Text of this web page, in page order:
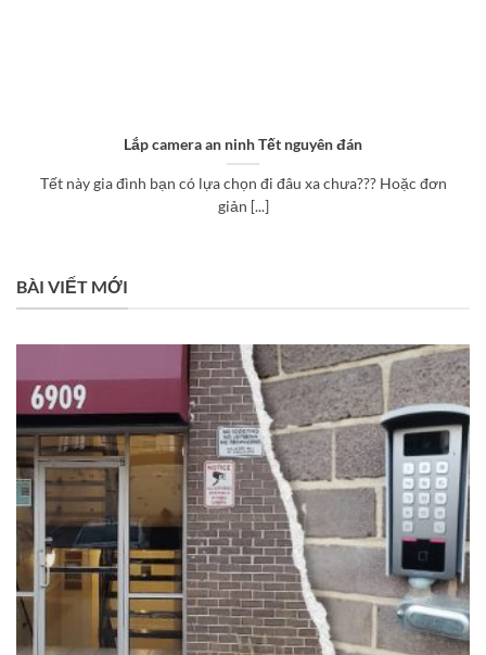
Lắp camera an ninh Tết nguyên đán
Tết này gia đình bạn có lựa chọn đi đâu xa chưa??? Hoặc đơn
giản [...]
BÀI VIẾT MỚI